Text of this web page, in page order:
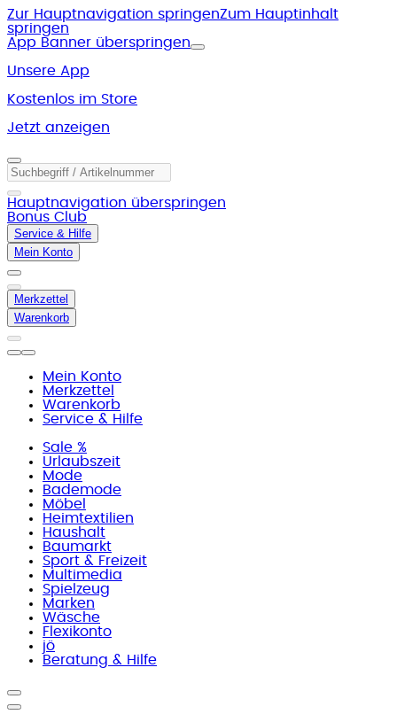
Zur Hauptnavigation springenZum Hauptinhalt
springen
App Banner überspringen
Unsere App
Kostenlos im Store
Jetzt anzeigen
Hauptnavigation überspringen
Bonus Club
Service & Hilfe
Mein Konto
Merkzettel
Warenkorb
Mein Konto
Merkzettel
Warenkorb
Service & Hilfe
Sale %
Urlaubszeit
Mode
Bademode
Möbel
Heimtextilien
Haushalt
Baumarkt
Sport & Freizeit
Multimedia
Spielzeug
Marken
Wäsche
Flexikonto
jö
Beratung & Hilfe